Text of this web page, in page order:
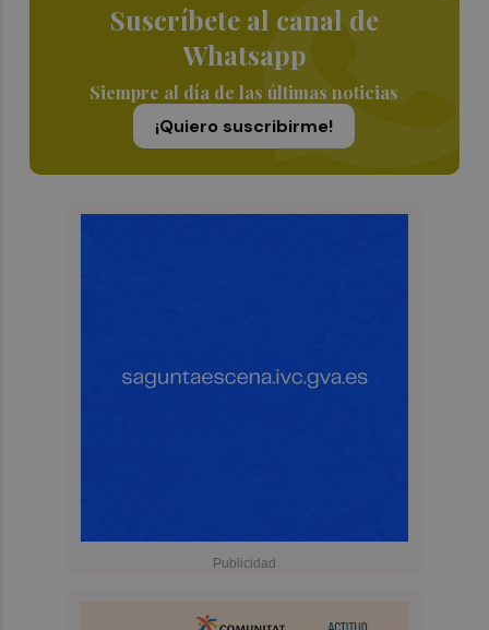
Suscríbete al canal de
Whatsapp
Siempre al día de las últimas noticias
¡Quiero suscribirme!